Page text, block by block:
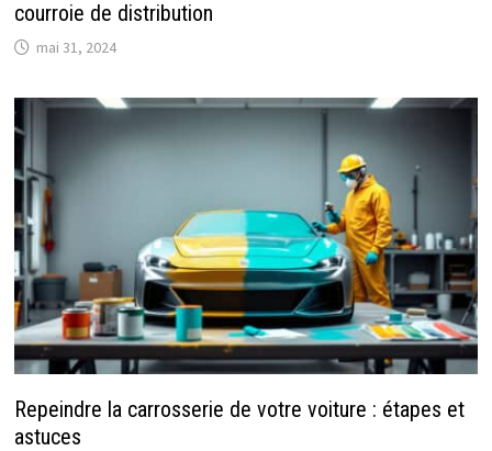
courroie de distribution
mai 31, 2024
Repeindre la carrosserie de votre voiture : étapes et
astuces